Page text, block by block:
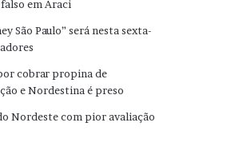
em Araci
São Paulo” será nesta sexta-
cobrar propina de
e Nordestina é preso
Nordeste com pior avaliação